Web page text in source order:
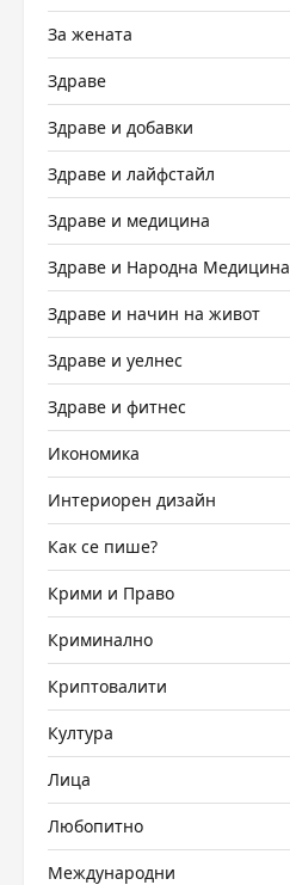
За жената
Здраве
Здраве и добавки
Здраве и лайфстайл
Здраве и медицина
Здраве и Народна Медицина
Здраве и начин на живот
Здраве и уелнес
Здраве и фитнес
Икономика
Интериорен дизайн
Как се пише?
Крими и Право
Криминално
Криптовалити
Култура
Лица
Любопитно
Международни